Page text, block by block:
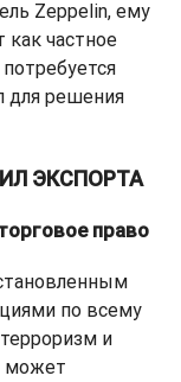
Zeppelin, ему
как частное
для решения
ЭКСПОРТА
право
по всему
и
может